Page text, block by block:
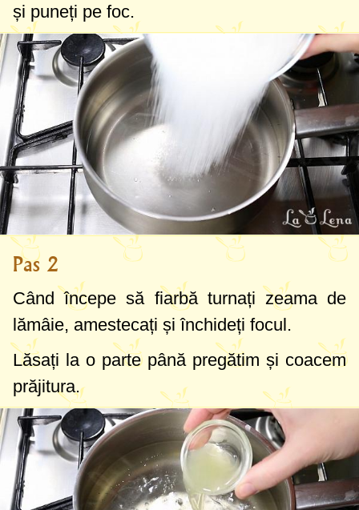
și puneți pe foc.
Pas 2
Când începe să fiarbă turnați zeama de
lămâie, amestecați și închideți focul.
Lăsați la o parte până pregătim și coacem
prăjitura.